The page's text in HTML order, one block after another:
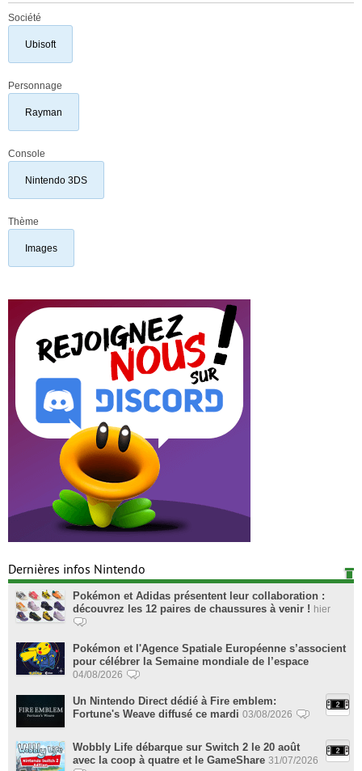
Société
Ubisoft
Personnage
Rayman
Console
Nintendo 3DS
Thème
Images
Dernières infos Nintendo
Pokémon et Adidas présentent leur collaboration :
découvrez les 12 paires de chaussures à venir ! hier
Pokémon et l'Agence Spatiale Européenne s’associent
pour célébrer la Semaine mondiale de l’espace
04/08/2026
Un Nintendo Direct dédié à Fire emblem:
Fortune's Weave diffusé ce mardi 03/08/2026
Wobbly Life débarque sur Switch 2 le 20 août
avec la coop à quatre et le GameShare 31/07/2026